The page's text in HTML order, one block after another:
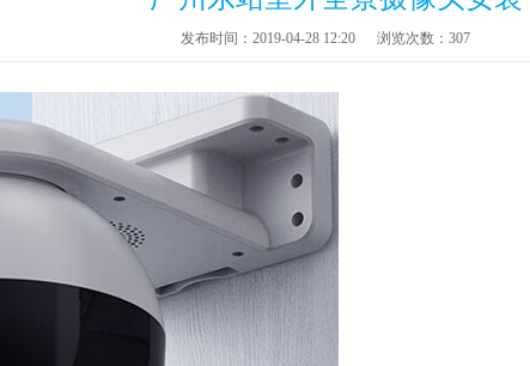
发布时间：2019-04-28 12:20 浏览次数： 307